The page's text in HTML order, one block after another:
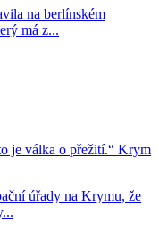
na berlínském
má z...
je válka o přežití.“ Krym
úřady na Krymu, že